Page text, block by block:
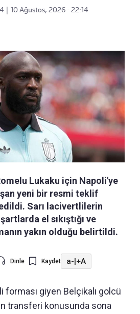
10 Ağustos, 2026 - 22:14
Lukaku için Napoli'ye
yeni bir resmi teklif
Sarı lacivertlilerin
el sıkıştığı ve
yakın olduğu belirtildi.
Dinle Kaydet a-|+A
forması giyen Belçikalı golcü
transferi konusunda sona